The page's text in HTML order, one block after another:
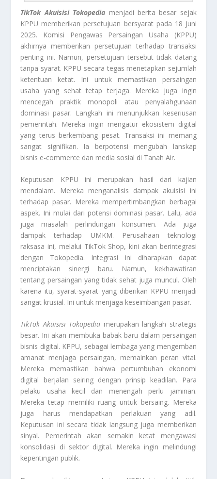
TikTok Akuisisi Tokopedia menjadi berita besar sejak
KPPU memberikan persetujuan bersyarat pada 18 Juni
2025. Komisi Pengawas Persaingan Usaha (KPPU)
akhirnya memberikan persetujuan terhadap transaksi
penting ini. Namun, persetujuan tersebut tidak datang
tanpa syarat. KPPU secara tegas menetapkan sejumlah
ketentuan ketat. Ini untuk memastikan persaingan
usaha yang sehat tetap terjaga. Mereka juga ingin
mencegah praktik monopoli atau penyalahgunaan
dominasi pasar. Langkah ini menunjukkan keseriusan
pemerintah. Mereka ingin mengatur ekosistem digital
yang terus berkembang pesat. Transaksi ini memang
sangat signifikan. Ia berpotensi mengubah lanskap
bisnis e-commerce dan media sosial di Tanah Air.
Keputusan KPPU ini merupakan hasil dari kajian
mendalam. Mereka menganalisis dampak akuisisi ini
terhadap pasar. Mereka mempertimbangkan berbagai
aspek. Ini mulai dari potensi dominasi pasar. Lalu, ada
juga masalah perlindungan konsumen. Ada juga
dampak terhadap UMKM. Perusahaan teknologi
raksasa ini, melalui TikTok Shop, kini akan berintegrasi
dengan Tokopedia. Integrasi ini diharapkan dapat
menciptakan sinergi baru. Namun, kekhawatiran
tentang persaingan yang tidak sehat juga muncul. Oleh
karena itu, syarat-syarat yang diberikan KPPU menjadi
sangat krusial. Ini untuk menjaga keseimbangan pasar.
TikTok Akuisisi Tokopedia merupakan langkah strategis
besar. Ini akan membuka babak baru dalam persaingan
bisnis digital. KPPU, sebagai lembaga yang mengemban
amanat menjaga persaingan, memainkan peran vital.
Mereka memastikan bahwa pertumbuhan ekonomi
digital berjalan seiring dengan prinsip keadilan. Para
pelaku usaha kecil dan menengah perlu jaminan.
Mereka tetap memiliki ruang untuk bersaing. Mereka
juga harus mendapatkan perlakuan yang adil.
Keputusan ini secara tidak langsung juga memberikan
sinyal. Pemerintah akan semakin ketat mengawasi
konsolidasi di sektor digital. Mereka ingin melindungi
kepentingan publik.